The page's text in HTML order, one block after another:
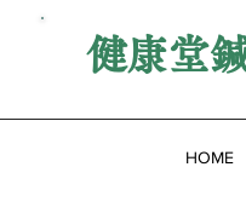
健康堂
HOME